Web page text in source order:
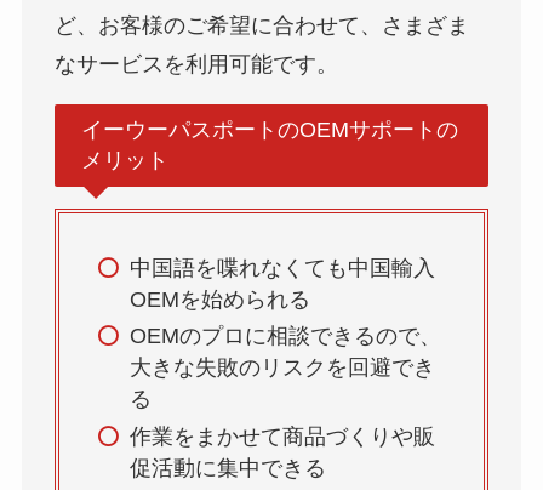
ど、お客様のご希望に合わせて、さまざま
なサービスを利用可能です。
イーウーパスポートのOEMサポートの
メリット
中国語を喋れなくても中国輸入
OEMを始められる
OEMのプロに相談できるので、
大きな失敗のリスクを回避でき
る
作業をまかせて商品づくりや販
促活動に集中できる